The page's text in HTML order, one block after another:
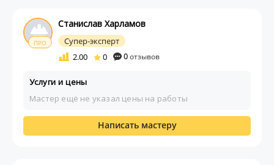
ПРО
Станислав Харламов
Супер-эксперт
2.00
0 0отзывов
Услуги и цены
Мастер ещё не указал цены на работы
Написать мастеру